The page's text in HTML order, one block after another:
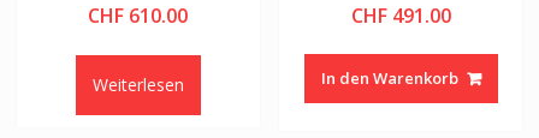
CHF 610.00
Weiterlesen
CHF491.00
In den Warenkorb